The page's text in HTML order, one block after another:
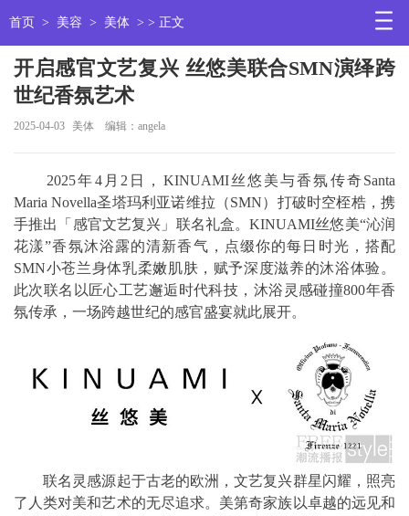
首页 > 美容 > 美体 > > 正文
开启感官文艺复兴 丝悠美联合SMN演绎跨
世纪香氛艺术
2025-04-03 美体 编辑：angela
2025年4月2日，KINUAMI丝悠美与香氛传奇Santa
Maria Novella圣塔玛利亚诺维拉（SMN）打破时空桎梏，携
手推出「感官文艺复兴」联名礼盒。KINUAMI丝悠美“沁润
花漾”香氛沐浴露的清新香气，点缀你的每日时光，搭配
SMN小苍兰身体乳柔嫩肌肤，赋予深度滋养的沐浴体验。
此次联名以匠心工艺邂逅时代科技，沐浴灵感碰撞800年香
氛传承，一场跨越世纪的感官盛宴就此展开。
联名灵感源起于古老的欧洲，文艺复兴群星闪耀，照亮
了人类对美和艺术的无尽追求。美第奇家族以卓越的远见和